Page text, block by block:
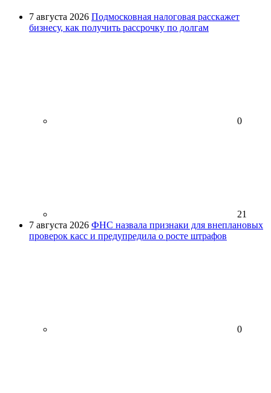
7 августа 2026 Подмосковная налоговая расскажет
бизнесу, как получить рассрочку по долгам
0
21
7 августа 2026 ФНС назвала признаки для внеплановых
проверок касс и предупредила о росте штрафов
0